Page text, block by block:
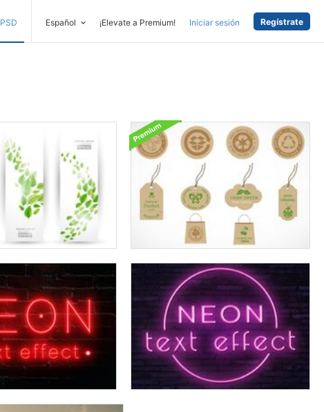
PSD Español ¡Elevate a Premium! Iniciar sesión Regístrate